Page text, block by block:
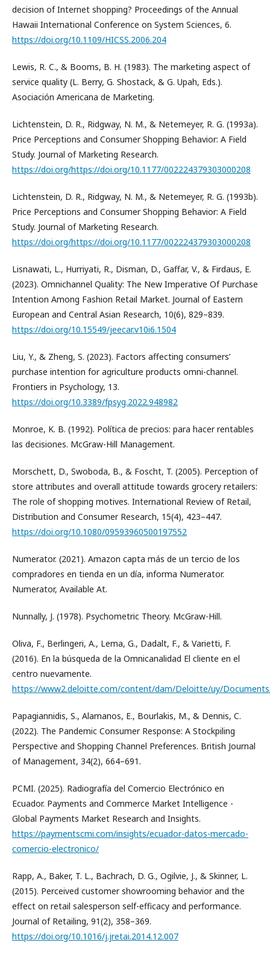
decision of Internet shopping? Proceedings of the Annual
Hawaii International Conference on System Sciences, 6.
https://doi.org/10.1109/HICSS.2006.204
Lewis, R. C., & Booms, B. H. (1983). The marketing aspect of
service quality (L. Berry, G. Shostack, & G. Upah, Eds.).
Asociación Americana de Marketing.
Lichtenstein, D. R., Ridgway, N. M., & Netemeyer, R. G. (1993a).
Price Perceptions and Consumer Shopping Behavior: A Field
Study. Journal of Marketing Research.
https://doi.org/https://doi.org/10.1177/002224379303000208
Lichtenstein, D. R., Ridgway, N. M., & Netemeyer, R. G. (1993b).
Price Perceptions and Consumer Shopping Behavior: A Field
Study. Journal of Marketing Research.
https://doi.org/https://doi.org/10.1177/002224379303000208
Lisnawati, L., Hurriyati, R., Disman, D., Gaffar, V., & Firdaus, E.
(2023). Omnichannel Quality: The New Imperative Of Purchase
Intention Among Fashion Retail Market. Journal of Eastern
European and Central Asian Research, 10(6), 829–839.
https://doi.org/10.15549/jeecar.v10i6.1504
Liu, Y., & Zheng, S. (2023). Factors affecting consumers’
purchase intention for agriculture products omni-channel.
Frontiers in Psychology, 13.
https://doi.org/10.3389/fpsyg.2022.948982
Monroe, K. B. (1992). Política de precios: para hacer rentables
las decisiones. McGraw-Hill Management.
Morschett, D., Swoboda, B., & Foscht, T. (2005). Perception of
store attributes and overall attitude towards grocery retailers:
The role of shopping motives. International Review of Retail,
Distribution and Consumer Research, 15(4), 423–447.
https://doi.org/10.1080/09593960500197552
Numerator. (2021). Amazon capta más de un tercio de los
compradores en tienda en un día, informa Numerator.
Numerator, Available At.
Nunnally, J. (1978). Psychometric Theory. McGraw-Hill.
Oliva, F., Berlingeri, A., Lema, G., Dadalt, F., & Varietti, F.
(2016). En la búsqueda de la Omnicanalidad El cliente en el
centro nuevamente.
https://www2.deloitte.com/content/dam/Deloitte/uy/
Papagiannidis, S., Alamanos, E., Bourlakis, M., & Dennis, C.
(2022). The Pandemic Consumer Response: A Stockpiling
Perspective and Shopping Channel Preferences. British Journal
of Management, 34(2), 664–691.
PCMI. (2025). Radiografía del Comercio Electrónico en
Ecuador. Payments and Commerce Market Intelligence -
Global Payments Market Research and Insights.
https://paymentscmi.com/insights/ecuador-datos-mercado-
comercio-electronico/
Rapp, A., Baker, T. L., Bachrach, D. G., Ogilvie, J., & Skinner, L.
(2015). Perceived customer showrooming behavior and the
effect on retail salesperson self-efficacy and performance.
Journal of Retailing, 91(2), 358–369.
https://doi.org/10.1016/j.jretai.2014.12.007